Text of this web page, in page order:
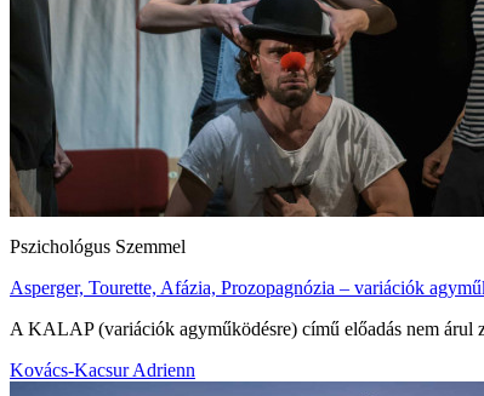
Pszichológus Szemmel
Asperger, Tourette, Afázia, Prozopagnózia – variációk
A KALAP (variációk agyműködésre) című előadás nem árul
Kovács-Kacsur Adrienn